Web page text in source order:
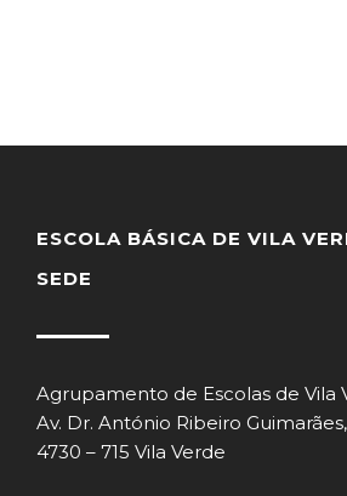
ESCOLA BÁSICA DE VILA
SEDE
Agrupamento de Escolas de Vila
Av. Dr. António Ribeiro Guimarães,
4730 – 715 Vila Verde